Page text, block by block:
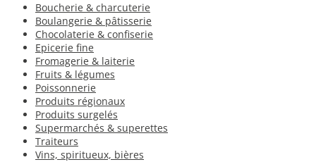
Boucherie & charcuterie
Boulangerie & pâtisserie
Chocolaterie & confiserie
Epicerie fine
Fromagerie & laiterie
Fruits & légumes
Poissonnerie
Produits régionaux
Produits surgelés
Supermarchés & superettes
Traiteurs
Vins, spiritueux, bières